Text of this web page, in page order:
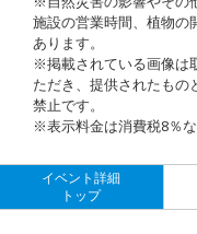
施設の営業時間、植物の
あります。
※掲載されている画像は
ただき、提供されたもの
禁止です。
※表示料金は消費税8％な
イベント詳細
トップ